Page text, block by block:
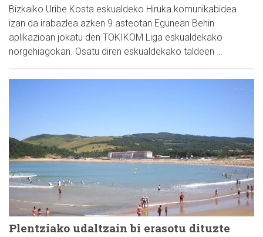
Bizkaiko Uribe Kosta eskualdeko Hiruka komunikabidea
izan da irabazlea azken 9 asteotan Egunean Behin
aplikazioan jokatu den TOKIKOM Liga eskualdekako
norgehiagokan. Osatu diren eskualdekako taldeen …
Plentziako udaltzain bi erasotu dituzte